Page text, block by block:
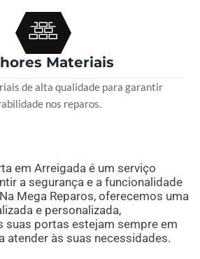
Materiais
de alta qualidade para garantir
nos reparos.
em Arreigada é um serviço
a segurança e a funcionalidade
Mega Reparos, oferecemos uma
e personalizada,
suas portas estejam sempre em
atender às suas necessidades.